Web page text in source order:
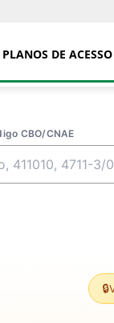
PLANOS DE ACESSO
CBO/CNAE
🔒